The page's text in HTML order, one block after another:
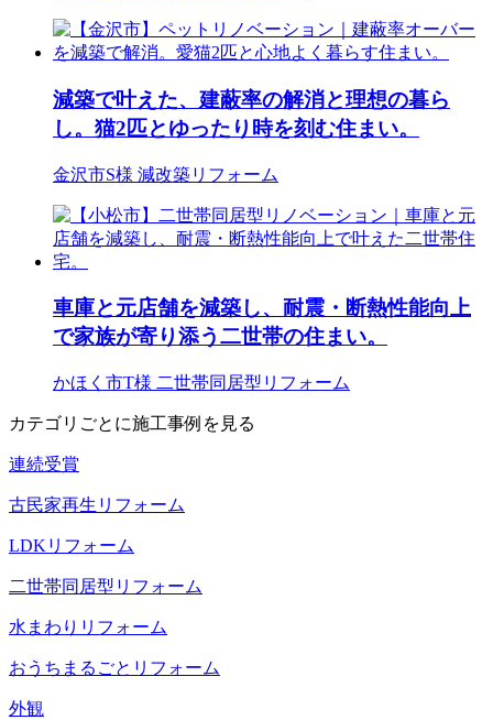
減築で叶えた、建蔽率の解消と理想の暮ら
し。猫2匹とゆったり時を刻む住まい。
金沢市S様 減改築リフォーム
車庫と元店舗を減築し、耐震・断熱性能向上
で家族が寄り添う二世帯の住まい。
かほく市T様 二世帯同居型リフォーム
カテゴリごとに施工事例を見る
連続受賞
古民家再生リフォーム
LDKリフォーム
二世帯同居型リフォーム
水まわりリフォーム
おうちまるごとリフォーム
外観